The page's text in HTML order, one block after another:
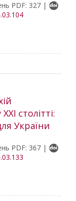
PDF: 327 |
столітті:
України
PDF: 367 |